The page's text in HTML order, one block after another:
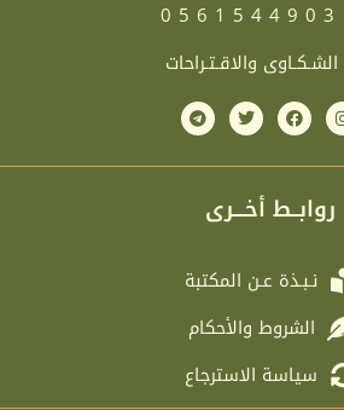
0561544903
الشـكـاوى والاقـتـراحات
I
n
s
t
a
F
a
c
e
b
o
k
T
w
i
t
t
r
T
e
l
e
g
روابــط أخـــرى
نـبـذة عـن المكتبة
الشروط والأحكام
سياسة الاسترجاع